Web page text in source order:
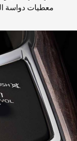
معطيات دواسة